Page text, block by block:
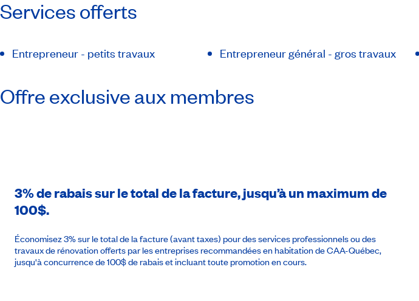
Services offerts
Entrepreneur - petits travaux Entrepreneur général - gros travaux
Offre exclusive aux membres
3% de rabais sur le total de la facture, jusqu’à un maximum de
100$.
Économisez 3% sur le total de la facture (avant taxes) pour des services professionnels ou des
travaux de rénovation offerts par les entreprises recommandées en habitation de CAA-Québec,
jusqu'à concurrence de 100$ de rabais et incluant toute promotion en cours.